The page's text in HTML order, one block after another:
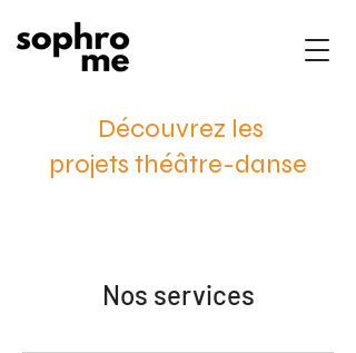
Découvrez les
projets théâtre-danse
Nos services